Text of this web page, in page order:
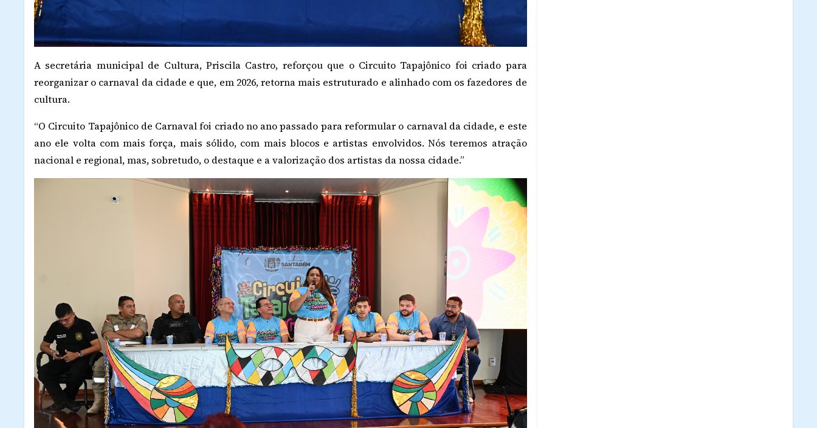
A secretária municipal de Cultura, Priscila Castro, reforçou que o Circuito Tapajônico foi criado para
reorganizar o carnaval da cidade e que, em 2026, retorna mais estruturado e alinhado com os fazedores de
cultura.
“O Circuito Tapajônico de Carnaval foi criado no ano passado para reformular o carnaval da cidade, e este
ano ele volta com mais força, mais sólido, com mais blocos e artistas envolvidos. Nós teremos atração
nacional e regional, mas, sobretudo, o destaque e a valorização dos artistas da nossa cidade.”